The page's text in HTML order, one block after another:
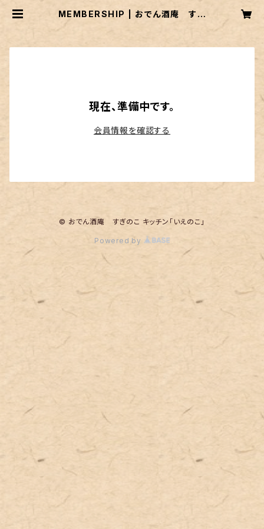
MEMBERSHIP | おでん酒庵 すぎ
現在、準備中です。
会員情報を確認する
© おでん酒庵 すぎのこ キッチン「いえのこ」
Powered by